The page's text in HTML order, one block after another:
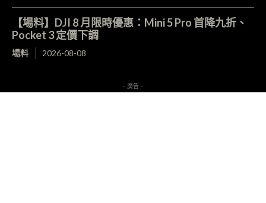
【場料】DJI 8 月限時優惠：Mini 5 Pro 首降九折、
Pocket 3 定價下調
場料 2026-08-08
- 廣告 -